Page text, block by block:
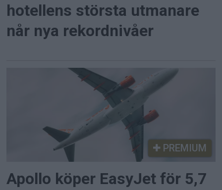
hotellens största utmanare
når nya rekordnivåer
PREMIUM
Apollo köper EasyJet för 5,7